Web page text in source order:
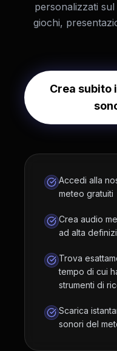
personalizzati
giochi,
Crea subito
Accedi alla
meteo gratuiti
Crea audio
ad alta
Trova
tempo di cui
strumenti di
Scarica
sonori del